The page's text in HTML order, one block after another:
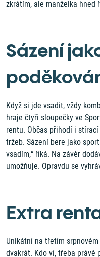
zkrátím, ale manželka hned
Sázení
Když si jde vsadit, vždy
hraje čtyři sloupečky ve
rentu. Občas přihodí i
tržeb. Sázení bere jako
vsadím,“ říká. Na závěr
umožňuje. Opravdu se
Extra
Unikátní na třetím
dvakrát. Kdo ví, třeba